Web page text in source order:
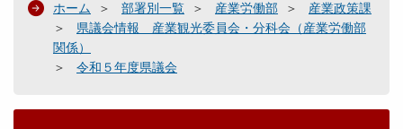
ホーム 部署別一覧 産業労働部
産業政策課
県議会情報 産業観光委員会・分科会（産業労働部
関係）
令和５年度県議会